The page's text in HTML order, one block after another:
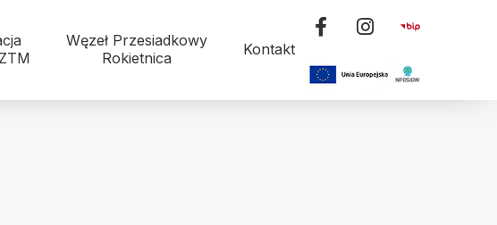
Węzeł Przesiadkowy
Rokietnica
Kontakt